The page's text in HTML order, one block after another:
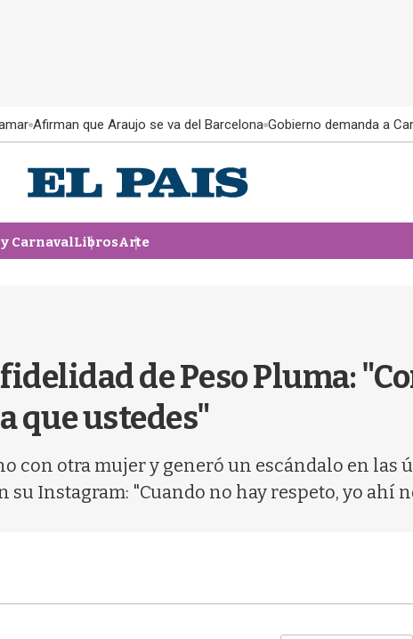
Afirman que Araujo se va del Barcelona Gobierno demanda a
CarnavalLibrosArte
de Peso Pluma:
que ustedes"
con otra mujer y generó un escándalo en las
Instagram: "Cuando no hay respeto, yo ahí